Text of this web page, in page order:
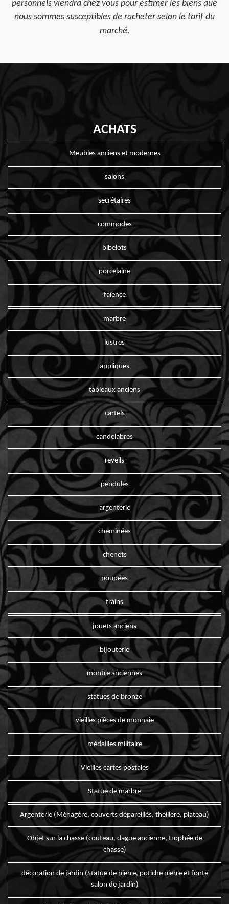
personnels viendra chez vous pour estimer les biens que
nous sommes susceptibles de racheter selon le tarif du
marché.
ACHATS
Meubles anciens et modernes
salons
secrétaires
commodes
bibelots
porcelaine
faïence
marbre
lustres
appliques
tableaux anciens
cartels
candelabres
reveils
pendules
argenterie
cheminées
chenets
poupées
trains
jouets anciens
bijouterie
montre anciennes
statues de bronze
vieilles pièces de monnaie
médailles militaire
Vieilles cartes postales
Statue de marbre
Argenterie (Ménagère, couverts dépareillés, theillere, plateau)
Objet sur la chasse (couteau, dague ancienne, trophée de
chasse)
décoration de jardin (Statue de pierre, potiche pierre et fonte
salon de jardin)